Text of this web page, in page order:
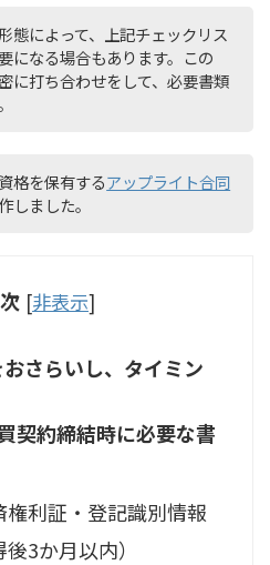
態によって、上記チェックリス
になる場合もあります。この
に打ち合わせをして、必要書類
格を保有するアップライト合同
しました。
[非表示]
さらいし、タイミン
契約締結時に必要な書
利証・登記識別情報
3か月以内）